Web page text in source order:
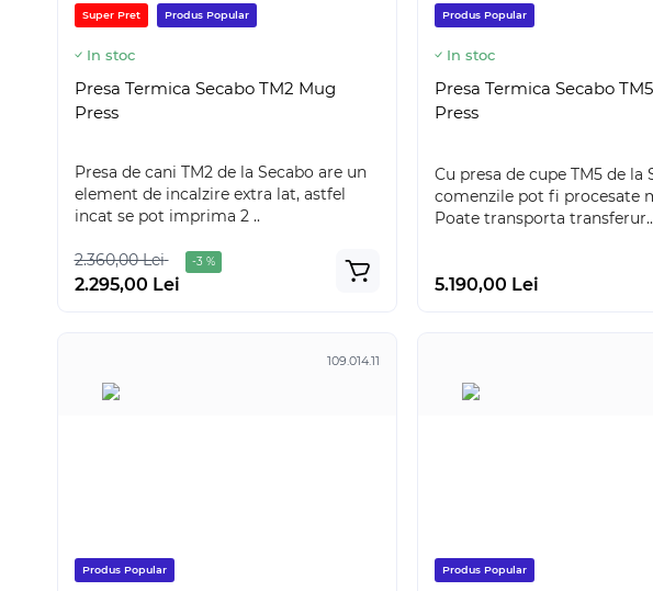
Super Pret Produs Popular
In stoc
Presa Termica Secabo TM2 Mug
Press
Presa de cani TM2 de la Secabo are un
element de incalzire extra lat, astfel
incat se pot imprima 2 ..
2.360,00 Lei -3 %
2.295,00 Lei
Produs Popular
In stoc
Presa Termica Secabo
Press
Cu presa de cupe TM5 de la
comenzile pot fi procesate
Poate transporta transferur..
5.190,00 Lei
109.014.11
Produs Popular Produs Popular